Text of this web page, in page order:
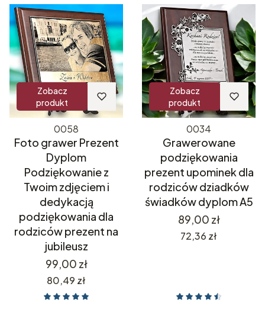
Zobacz
produkt
0058
Foto grawer Prezent
Dyplom
Podziękowanie z
Twoim zdjęciem i
dedykacją
podziękowania dla
rodziców prezent na
jubileusz
Cena
99,00 zł
Cena
80,49 zł
Zobacz
produkt
0034
Grawerowane
podziękowania
prezent upominek dla
rodziców dziadków
świadków dyplom A5
Cena
89,00 zł
Cena
72,36 zł